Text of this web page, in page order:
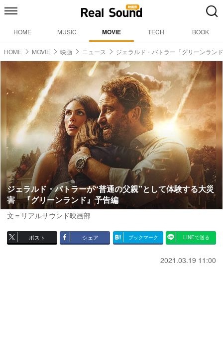
HOME MUSIC MOVIE TECH BOOK
HOME MOVIE 映画 ニュース ジェラルド・バトラー『グリーンラン
ジェラルド・バトラーが“普通の父親”として体験する大災
害 『グリーンランド』予告編
文＝リアルサウンド映画部
ポスト シェア ブックマーク LINEで送る
2021.03.19 11:00